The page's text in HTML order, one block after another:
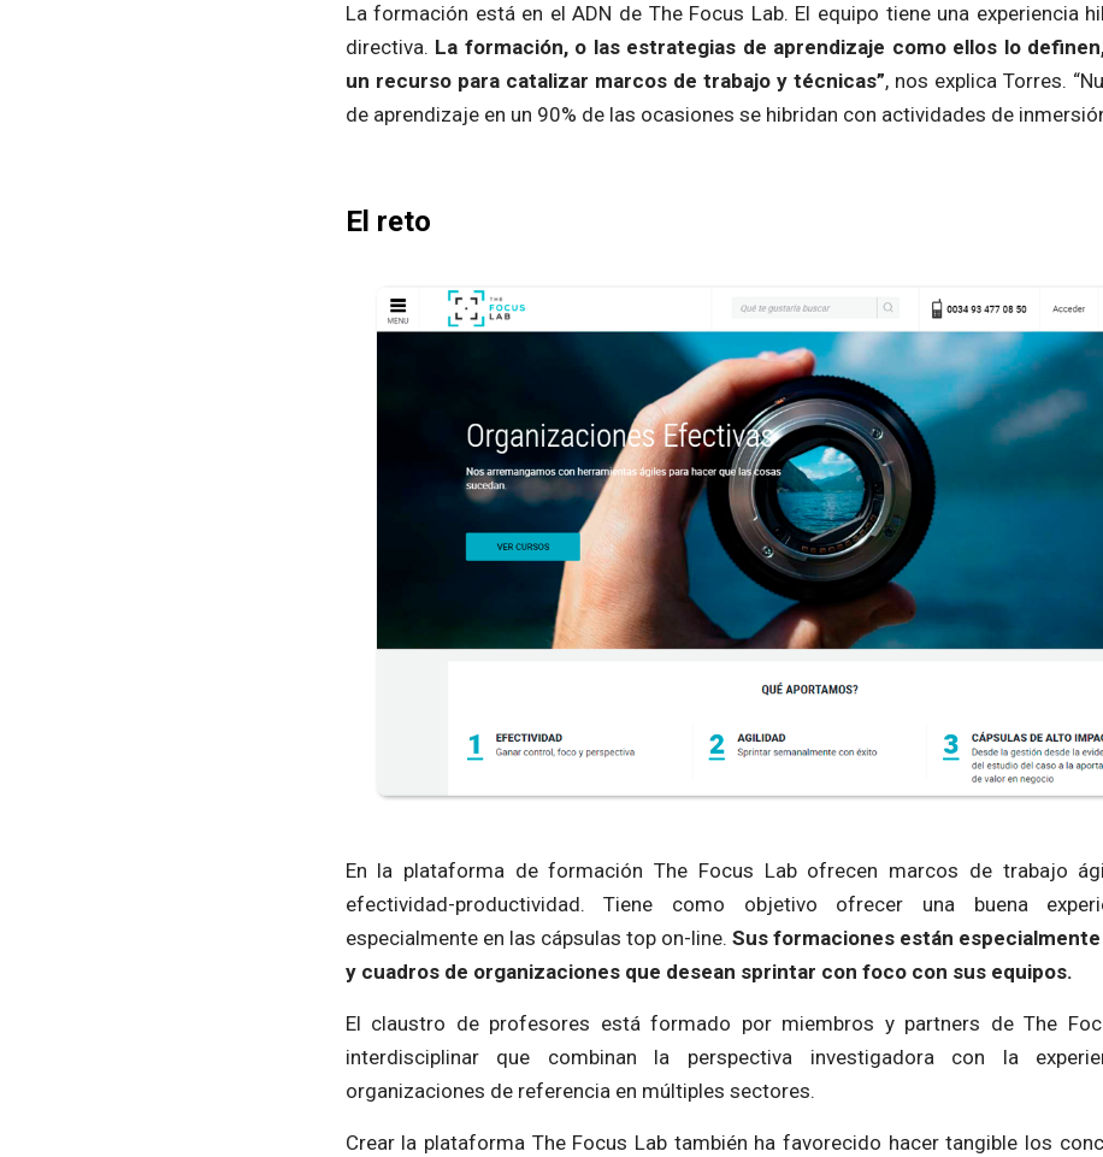
La formación está en el ADN de The Focus Lab. El equipo tiene una experiencia
directiva. La formación, o las estrategias de aprendizaje como ellos lo
un recurso para catalizar marcos de trabajo y técnicas”, nos explica Torres.
de aprendizaje en un 90% de las ocasiones se hibridan con actividades de
El reto
En la plataforma de formación The Focus Lab ofrecen marcos de trabajo
efectividad-productividad. Tiene como objetivo ofrecer una buena
especialmente en las cápsulas top on-line. Sus formaciones están
y cuadros de organizaciones que desean sprintar con foco con sus equipos.
El claustro de profesores está formado por miembros y partners de The
interdisciplinar que combinan la perspectiva investigadora con la
organizaciones de referencia en múltiples sectores.
Crear la plataforma The Focus Lab también ha favorecido hacer tangible los